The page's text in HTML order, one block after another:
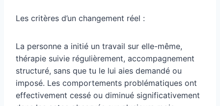
Les critères d’un changement réel :
La personne a initié un travail sur elle-même,
thérapie suivie régulièrement, accompagnement
structuré, sans que tu le lui aies demandé ou
imposé. Les comportements problématiques ont
effectivement cessé ou diminué significativement